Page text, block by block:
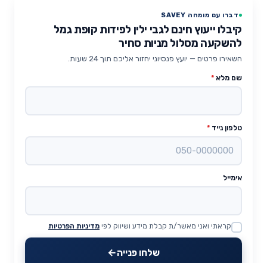
דברו עם מומחה SAVEY
קיבלו ייעוץ חינם לגבי ילין לפידות קופת גמל
להשקעה מסלול מניות סחיר
השאירו פרטים — יועץ פנסיוני יחזור אליכם תוך 24 שעות.
שם מלא *
טלפון נייד *
אימייל
Website
קראתי ואני מאשר/ת קבלת מידע ושיווק לפי מדיניות הפרטיות
שלחו פנייה